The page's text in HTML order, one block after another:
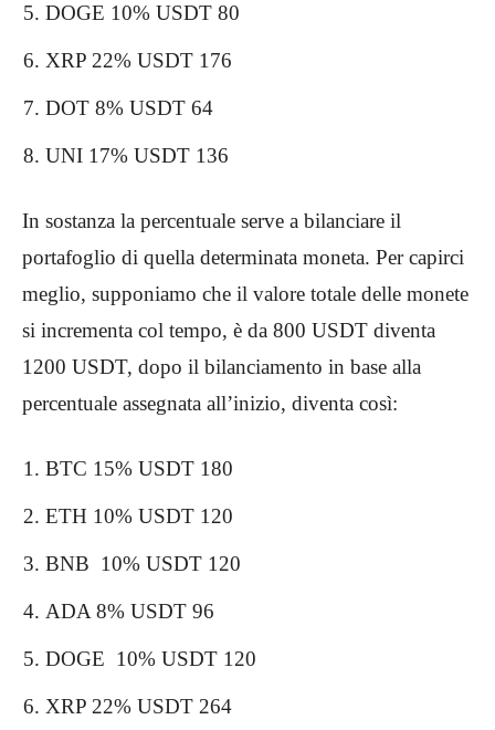
DOGE 10% USDT 80
XRP 22% USDT 176
DOT 8% USDT 64
UNI 17% USDT 136
In sostanza la percentuale serve a bilanciare il
portafoglio di quella determinata moneta. Per capirci
meglio, supponiamo che il valore totale delle monete
si incrementa col tempo, è da 800 USDT diventa
1200 USDT, dopo il bilanciamento in base alla
percentuale assegnata all’inizio, diventa così:
BTC 15% USDT 180
ETH 10% USDT 120
BNB 10% USDT 120
ADA 8% USDT 96
DOGE 10% USDT 120
XRP 22% USDT 264